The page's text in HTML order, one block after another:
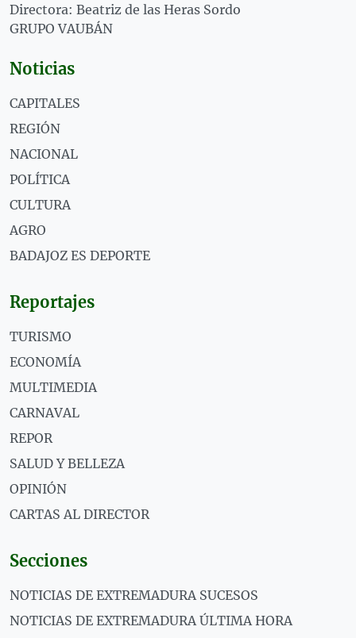
Directora: Beatriz de las Heras Sordo
GRUPO VAUBÁN
Noticias
CAPITALES
REGIÓN
NACIONAL
POLÍTICA
CULTURA
AGRO
BADAJOZ ES DEPORTE
Reportajes
TURISMO
ECONOMÍA
MULTIMEDIA
CARNAVAL
REPOR
SALUD Y BELLEZA
OPINIÓN
CARTAS AL DIRECTOR
Secciones
NOTICIAS DE EXTREMADURA SUCESOS
NOTICIAS DE EXTREMADURA ÚLTIMA HORA